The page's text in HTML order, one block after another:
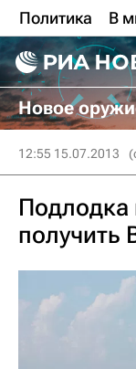
Политика В
Новое
12:55 15.07.2013
Подлодка
получить